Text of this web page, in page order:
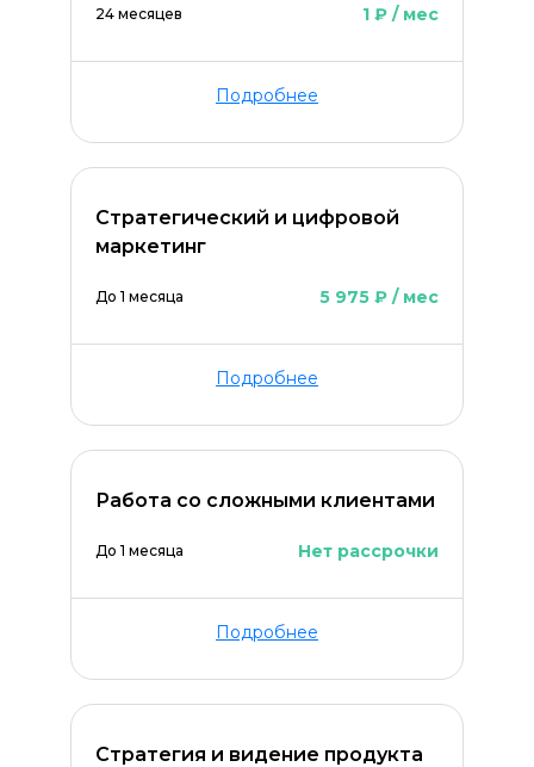
24 месяцев 1 ₽ / мес
Подробнее
Стратегический и цифровой
маркетинг
До 1 месяца 5 975 ₽ / мес
Подробнее
Работа со сложными клиентами
До 1 месяца Нет рассрочки
Подробнее
Стратегия и видение продукта
ОСТАВИТЬ КОММЕНТАРИЙ